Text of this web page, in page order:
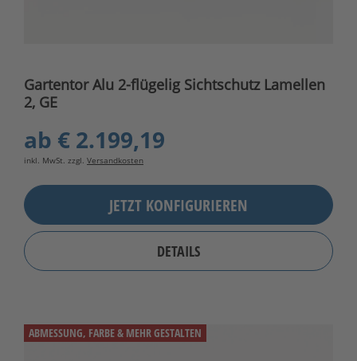
Gartentor Alu 2-flügelig Sichtschutz Lamellen
2, GE
ab € 2.199,19
inkl. MwSt. zzgl. Versandkosten
JETZT KONFIGURIEREN
DETAILS
ABMESSUNG, FARBE & MEHR GESTALTEN